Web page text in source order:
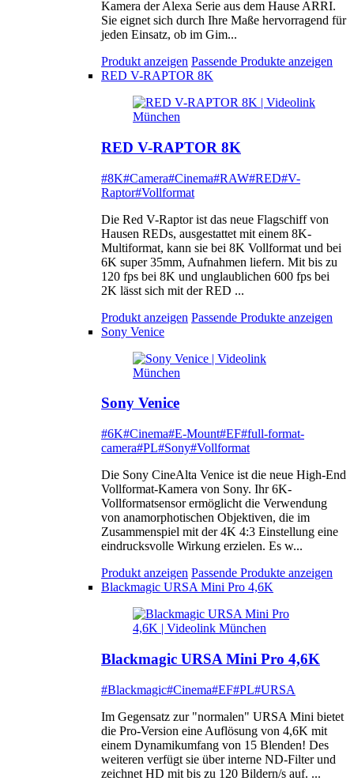
Kamera der Alexa Serie aus dem Hause ARRI.
Sie eignet sich durch Ihre Maße hervorragend für
jeden Einsatz, ob im Gim...
Produkt anzeigen Passende Produkte anzeigen
RED V-RAPTOR 8K
RED V-RAPTOR 8K
#8K#Camera#Cinema#RAW#RED#V-
Raptor#Vollformat
Die Red V-Raptor ist das neue Flagschiff von
Hausen REDs, ausgestattet mit einem 8K-
Multiformat, kann sie bei 8K Vollformat und bei
6K super 35mm, Aufnahmen liefern. Mit bis zu
120 fps bei 8K und unglaublichen 600 fps bei
2K lässt sich mit der RED ...
Produkt anzeigen Passende Produkte anzeigen
Sony Venice
Sony Venice
#6K#Cinema#E-Mount#EF#full-format-
camera#PL#Sony#Vollformat
Die Sony CineAlta Venice ist die neue High-End
Vollformat-Kamera von Sony. Ihr 6K-
Vollformatsensor ermöglicht die Verwendung
von anamorphotischen Objektiven, die im
Zusammenspiel mit der 4K 4:3 Einstellung eine
eindrucksvolle Wirkung erzielen. Es w...
Produkt anzeigen Passende Produkte anzeigen
Blackmagic URSA Mini Pro 4,6K
Blackmagic URSA Mini Pro 4,6K
#Blackmagic#Cinema#EF#PL#URSA
Im Gegensatz zur "normalen" URSA Mini bietet
die Pro-Version eine Auflösung von 4,6K mit
einem Dynamikumfang von 15 Blenden! Des
weiteren verfügt sie über interne ND-Filter und
zeichnet HD mit bis zu 120 Bildern/s auf. ...